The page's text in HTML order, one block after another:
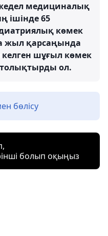
медициналық
ішінде 65
көмек
жыл қарсаңында
шұғыл көмек
толықтырды ол.
бөлісу
болып оқыңыз